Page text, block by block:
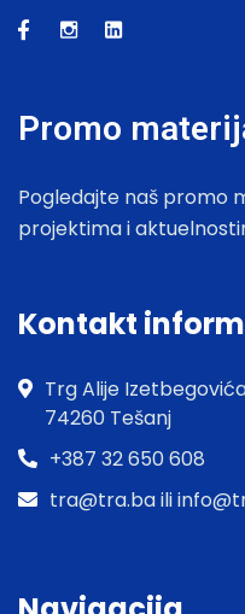
Promo
Pogledajte naš promo
projektima i
Kontakt
Trg Alije
74260 Tešanj
+387 32 650 608
tra@tra.ba ili